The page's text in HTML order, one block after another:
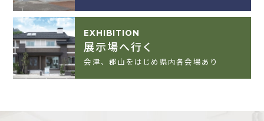
EXHIBITION
展示場へ行く
会津、郡山をはじめ県内各会場あり